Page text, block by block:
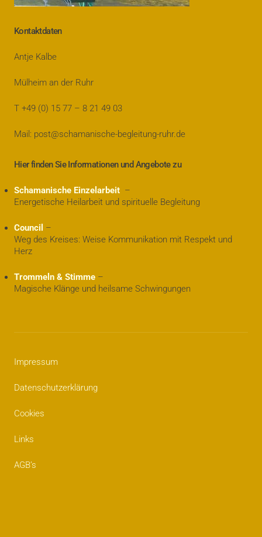
Kontaktdaten
Antje Kalbe
Mülheim an der Ruhr
T +49 (0) 15 77 – 8 21 49 03
Mail: post@schamanische-begleitung-ruhr.de
Hier finden Sie Informationen und Angebote zu
Schamanische Einzelarbeit –
Energetische Heilarbeit und spirituelle Begleitung
Council –
Weg des Kreises: Weise Kommunikation mit Respekt und
Herz
Trommeln & Stimme –
Magische Klänge und heilsame Schwingungen
Impressum
Datenschutzerklärung
Cookies
Links
AGB’s